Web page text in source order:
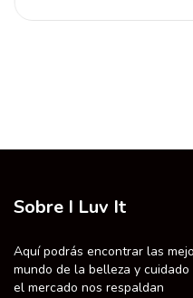
Sobre I Luv It
Aquí podrás encontrar las
mundo de la belleza y
el mercado nos respaldan